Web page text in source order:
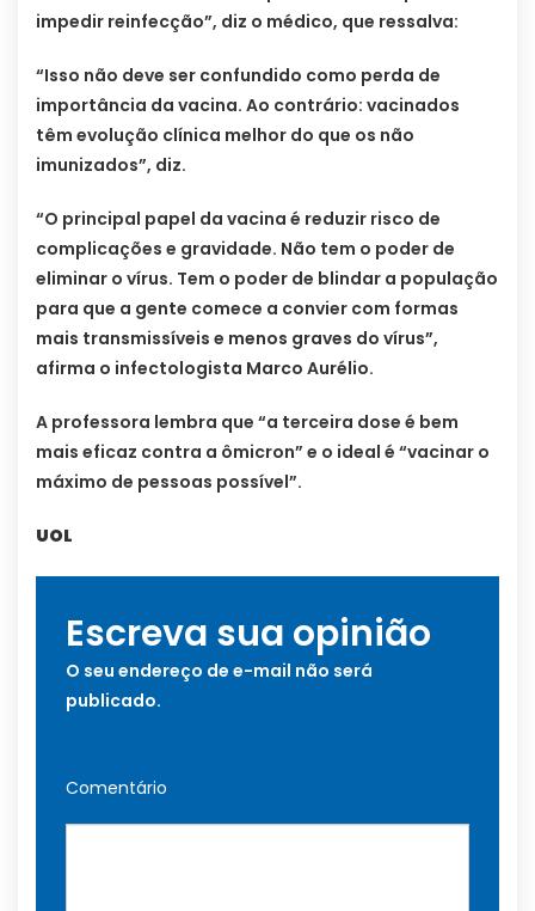
impedir reinfecção”, diz o médico, que ressalva:
“Isso não deve ser confundido como perda de
importância da vacina. Ao contrário: vacinados
têm evolução clínica melhor do que os não
imunizados”, diz.
“O principal papel da vacina é reduzir risco de
complicações e gravidade. Não tem o poder de
eliminar o vírus. Tem o poder de blindar a população
para que a gente comece a convier com formas
mais transmissíveis e menos graves do vírus”,
afirma o infectologista Marco Aurélio.
A professora lembra que “a terceira dose é bem
mais eficaz contra a ômicron” e o ideal é “vacinar o
máximo de pessoas possível”.
UOL
Escreva sua opinião
O seu endereço de e-mail não será
publicado.
Comentário